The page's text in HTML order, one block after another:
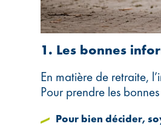
1. Les bonnes
En matière de retraite,
Pour prendre les
Pour bien décider,